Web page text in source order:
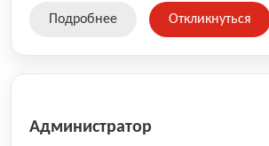
Подробнее Откликнуться
Администратор